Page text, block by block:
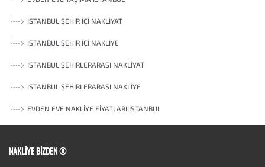
İSTANBUL ŞEHIR İÇI NAKLIYAT
İSTANBUL ŞEHIR İÇI NAKLIYE
İSTANBUL ŞEHIRLERARASI NAKLIYAT
İSTANBUL ŞEHIRLERARASI NAKLIYE
EVDEN EVE NAKLIYE FIYATLARI İSTANBUL
NAKLIYE BIZDEN ®